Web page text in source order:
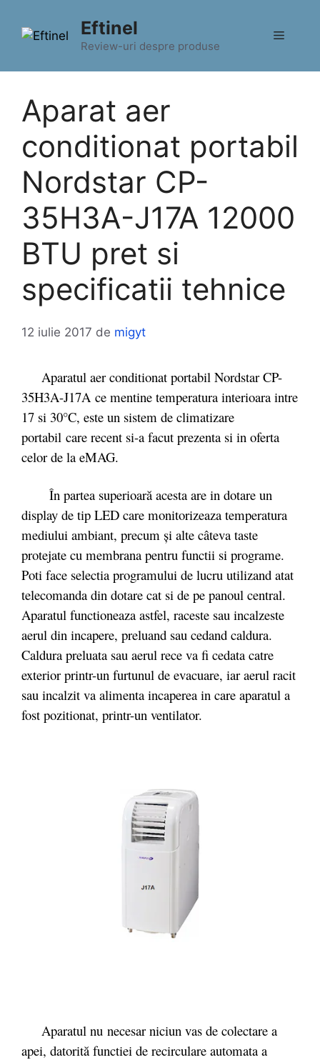
conținut
Eftinel
Review-uri despre produse
Meniu
Aparat aer
conditionat portabil
Nordstar CP-
35H3A-J17A 12000
BTU pret si
specificatii tehnice
12 iulie 2017 de migyt
Aparatul aer conditionat portabil Nordstar CP-
35H3A-J17A ce mentine temperatura interioara intre
17 si 30°C, este un sistem de climatizare
portabil care recent si-a facut prezenta si in oferta
celor de la eMAG.
În partea superioară acesta are in dotare un
display de tip LED care monitorizeaza temperatura
mediului ambiant, precum și alte câteva taste
protejate cu membrana pentru functii si programe.
Poti face selectia programului de lucru utilizand atat
telecomanda din dotare cat si de pe panoul central.
Aparatul functioneaza astfel, raceste sau incalzeste
aerul din incapere, preluand sau cedand caldura.
Caldura preluata sau aerul rece va fi cedata catre
exterior printr-un furtunul de evacuare, iar aerul racit
sau incalzit va alimenta incaperea in care aparatul a
fost pozitionat, printr-un ventilator.
Aparatul nu necesar niciun vas de colectare a
apei, datorită functiei de recirculare automata a